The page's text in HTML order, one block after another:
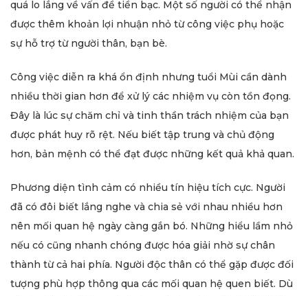
quá lo lắng về vấn đề tiền bạc. Một số người có thể nhận
được thêm khoản lợi nhuận nhỏ từ công việc phụ hoặc
sự hỗ trợ từ người thân, bạn bè.
Công việc diễn ra khá ổn định nhưng tuổi Mùi cần dành
nhiều thời gian hơn để xử lý các nhiệm vụ còn tồn đọng.
Đây là lúc sự chăm chỉ và tinh thần trách nhiệm của bạn
được phát huy rõ rệt. Nếu biết tập trung và chủ động
hơn, bản mệnh có thể đạt được những kết quả khả quan.
Phương diện tình cảm có nhiều tín hiệu tích cực. Người
đã có đôi biết lắng nghe và chia sẻ với nhau nhiều hơn
nên mối quan hệ ngày càng gắn bó. Những hiểu lầm nhỏ
nếu có cũng nhanh chóng được hóa giải nhờ sự chân
thành từ cả hai phía. Người độc thân có thể gặp được đối
tượng phù hợp thông qua các mối quan hệ quen biết. Dù